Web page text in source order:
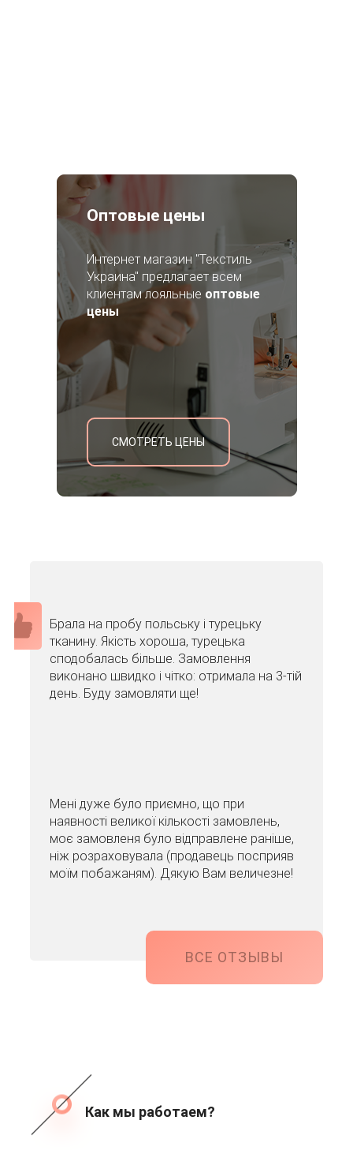
Оптовые цены
Интернет магазин "Текстиль
Украина" предлагает всем
клиентам лояльные оптовые
цены
СМОТРЕТЬ ЦЕНЫ
Брала на пробу польську і турецьку
тканину. Якість хороша, турецька
сподобалась більше. Замовлення
виконано швидко і чітко: отримала на 3-тій
день. Буду замовляти ще!
Мені дуже було приємно, що при
наявності великої кількості замовлень,
моє замовленя було відправлене раніше,
ніж розраховувала (продавець посприяв
моїм побажаням). Дякую Вам величезне!
ВСЕ ОТЗЫВЫ
Как мы работаем?